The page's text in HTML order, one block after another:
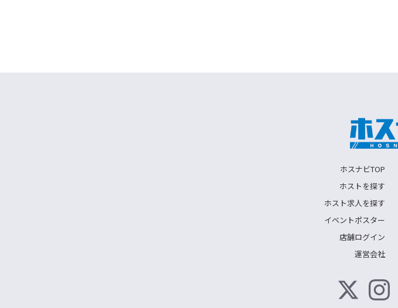
ホスナビTOP
ホストを探す
ホスト求人を探す
イベントポスター
店舗ログイン
運営会社